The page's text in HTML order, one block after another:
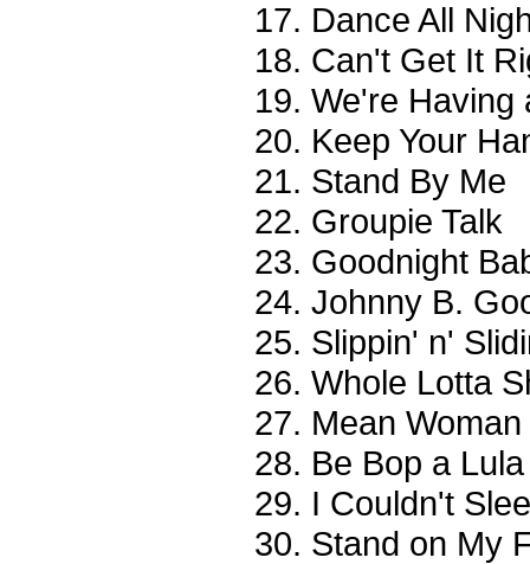
Dance All
Can't Get It
We're Having
Keep Your
Stand By Me
Groupie Talk
Goodnight
Johnny B.
Slippin' n'
Whole Lotta
Mean
Be Bop a Lula
I Couldn't
Stand on My